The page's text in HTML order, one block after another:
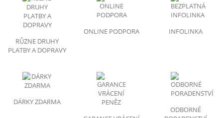
RŮZNE DRUHY
PLATBY A DOPRAVY
ONLINE PODPORA INFOLINKA
DÁRKY ZDARMA
ODBORNÉ